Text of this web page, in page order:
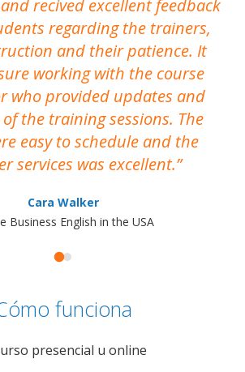
recived excellent feedback
regarding the trainers,
and their patience. It
working with the course
who provided updates and
the training sessions. The
easy to schedule and the
services was excellent.
Cara Walker
Business English in the USA
funciona
presencial u online